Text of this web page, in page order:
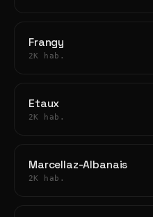
Frangy
2K hab.
Etaux
2K hab.
Marcellaz-Albanais
2K hab.